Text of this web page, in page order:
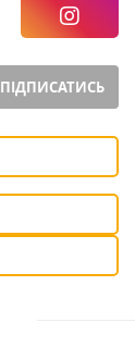
ПІДПИСАТИСЬ